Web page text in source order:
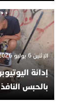
الإثنين 6 يوليو 2026 - 21:32
إدانة
بالحبس